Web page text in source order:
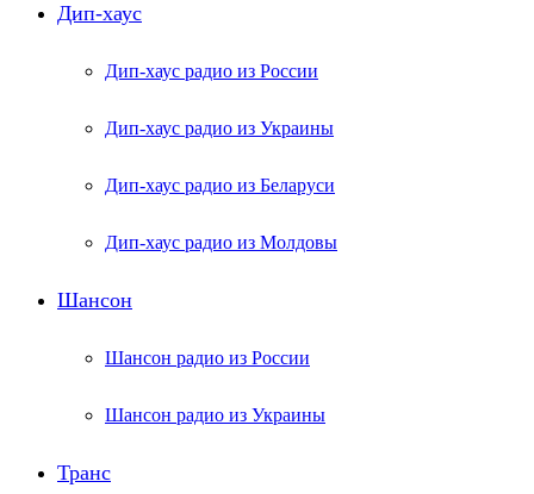
Дип-хаус
Дип-хаус радио из России
Дип-хаус радио из Украины
Дип-хаус радио из Беларуси
Дип-хаус радио из Молдовы
Шансон
Шансон радио из России
Шансон радио из Украины
Транс